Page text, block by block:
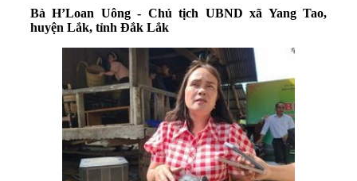
Bà H’Loan Uông - Chủ tịch UBND xã Yang Tao,
huyện Lắk, tỉnh Đắk Lắk